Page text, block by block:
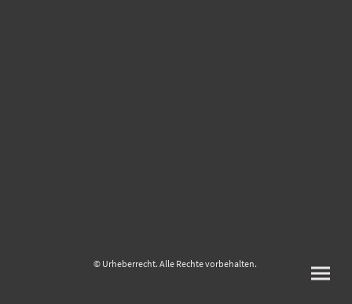
© Urheberrecht. Alle Rechte vorbehalten.